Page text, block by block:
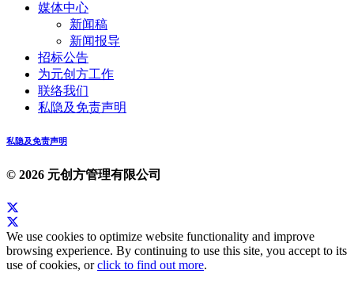
媒体中心
新闻稿
新闻报导
招标公告
为元创方工作
联络我们
私隐及免责声明
私隐及免责声明
© 2026 元创方管理有限公司
We use cookies to optimize website functionality and improve
browsing experience. By continuing to use this site, you accept to its
use of cookies, orclick to find out more.